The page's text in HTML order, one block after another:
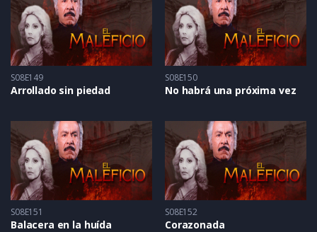
S08E149
Arrollado sin piedad
S08E150
No habrá una próxima vez
S08E151
Balacera en la huída
S08E152
Corazonada